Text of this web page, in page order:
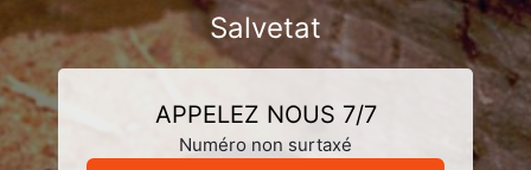
Salvetat
APPELEZ NOUS 7/7
Numéro non surtaxé